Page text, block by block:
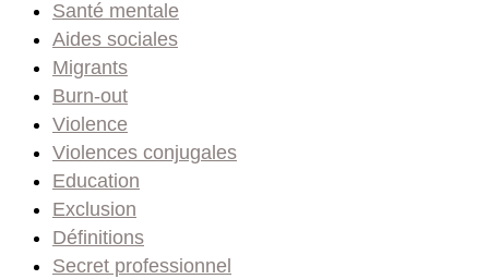
Santé mentale
Aides sociales
Migrants
Burn-out
Violence
Violences conjugales
Education
Exclusion
Définitions
Secret professionnel